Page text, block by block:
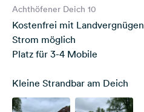
Achthöfener Deich 10
Kostenfrei mit Landvergnügen
Strom möglich
Platz für 3-4 Mobile
Kleine Strandbar am Deich